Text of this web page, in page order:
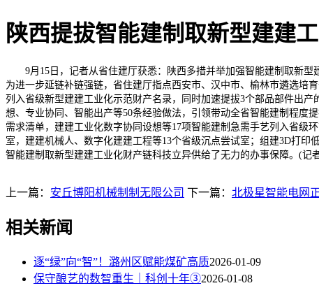
陕西提拔智能建制取新型建建
9月15日，记者从省住建厅获悉：陕西多措并举加强智能建制取新型
为进一步延链补链强链，省住建厅指点西安市、汉中市、榆林市遴选培
列入省级新型建建工业化示范财产名录，同时加速提拔3个部品部件出
想、专业协同、智能出产等50条经验做法，引领带动全省智能建制程度
需求清单，建建工业化数字协同设想等17项智能建制急需手艺列入省级
室，建建机械人、数字化建建工程等13个省级沉点尝试室；组建3D打印
智能建制取新型建建工业化财产链科技立异供给了无力的办事保障。(记
上一篇： 安丘博阳机械制制无限公司 下一篇： 北极星智能电网
相关新闻
逐“绿”向“智”！潞州区赋能煤矿高质2026-01-09
保守酿艺的数智重生｜科创十年③2026-01-08